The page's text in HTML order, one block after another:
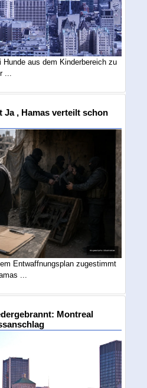
aus dem Kinderbereich zu
...
Ja , Hamas verteilt schon
Entwaffnungsplan zugestimmt
...
Montreal